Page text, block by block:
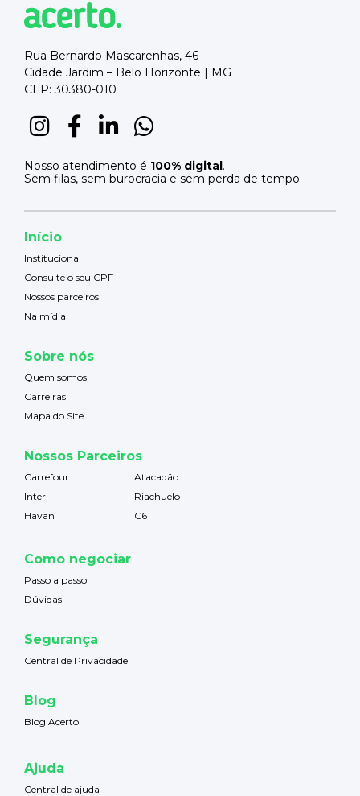
Rua Bernardo Mascarenhas, 46
Cidade Jardim – Belo Horizonte | MG
CEP: 30380-010
Nosso atendimento é 100% digital.
Sem filas, sem burocracia e sem perda de tempo.
Início
Institucional
Consulte o seu CPF
Nossos parceiros
Na mídia
Sobre nós
Quem somos
Carreiras
Mapa do Site
Nossos Parceiros
Carrefour
Atacadão
Inter
Riachuelo
Havan
C6
Como negociar
Passo a passo
Dúvidas
Segurança
Central de Privacidade
Blog
Blog Acerto
Ajuda
Central de ajuda